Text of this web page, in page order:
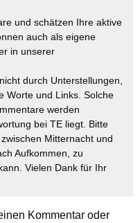
und schätzen Ihre aktive
auch als eigene
in unserer
durch Unterstellungen,
Worte und Links. Solche
werden
bei TE liegt. Bitte
Mitternacht und
Aufkommen, zu
Vielen Dank für Ihr
Kommentar oder